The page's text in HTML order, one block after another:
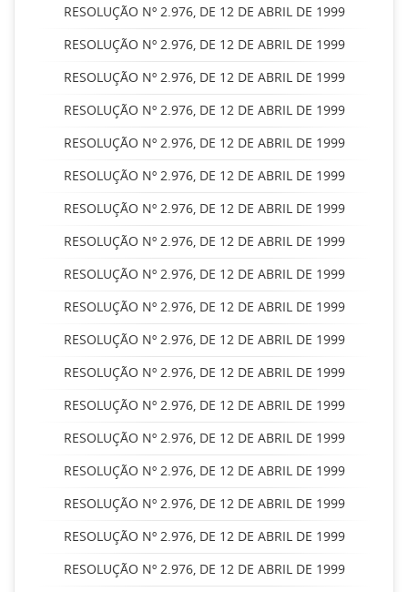
RESOLUÇÃO Nº 2.976, DE 12 DE ABRIL DE 1999
RESOLUÇÃO Nº 2.976, DE 12 DE ABRIL DE 1999
RESOLUÇÃO Nº 2.976, DE 12 DE ABRIL DE 1999
RESOLUÇÃO Nº 2.976, DE 12 DE ABRIL DE 1999
RESOLUÇÃO Nº 2.976, DE 12 DE ABRIL DE 1999
RESOLUÇÃO Nº 2.976, DE 12 DE ABRIL DE 1999
RESOLUÇÃO Nº 2.976, DE 12 DE ABRIL DE 1999
RESOLUÇÃO Nº 2.976, DE 12 DE ABRIL DE 1999
RESOLUÇÃO Nº 2.976, DE 12 DE ABRIL DE 1999
RESOLUÇÃO Nº 2.976, DE 12 DE ABRIL DE 1999
RESOLUÇÃO Nº 2.976, DE 12 DE ABRIL DE 1999
RESOLUÇÃO Nº 2.976, DE 12 DE ABRIL DE 1999
RESOLUÇÃO Nº 2.976, DE 12 DE ABRIL DE 1999
RESOLUÇÃO Nº 2.976, DE 12 DE ABRIL DE 1999
RESOLUÇÃO Nº 2.976, DE 12 DE ABRIL DE 1999
RESOLUÇÃO Nº 2.976, DE 12 DE ABRIL DE 1999
RESOLUÇÃO Nº 2.976, DE 12 DE ABRIL DE 1999
RESOLUÇÃO Nº 2.976, DE 12 DE ABRIL DE 1999